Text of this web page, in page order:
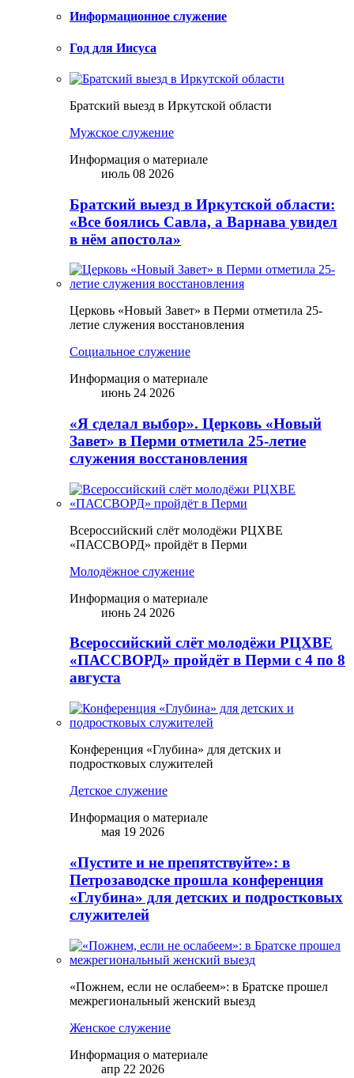
Информационное служение
Год для Иисуса
Братский выезд в Иркутской области
Мужское служение
Информация о материале
июль 08 2026
Братский выезд в Иркутской области:
«Все боялись Савла, а Варнава увидел
в нём апостола»
Церковь «Новый Завет» в Перми отметила 25-
летие служения восстановления
Социальное служение
Информация о материале
июнь 24 2026
«Я сделал выбор». Церковь «Новый
Завет» в Перми отметила 25-летие
служения восстановления
Всероссийский слёт молодёжи РЦХВЕ
«ПАССВОРД» пройдёт в Перми
Молодёжное служение
Информация о материале
июнь 24 2026
Всероссийский слёт молодёжи РЦХВЕ
«ПАССВОРД» пройдёт в Перми с 4 по 8
августа
Конференция «Глубина» для детских и
подростковых служителей
Детское служение
Информация о материале
мая 19 2026
«Пустите и не препятствуйте»: в
Петрозаводске прошла конференция
«Глубина» для детских и подростковых
служителей
«Пожнем, если не ослабеем»: в Братске прошел
межрегиональный женский выезд
Женское служение
Информация о материале
апр 22 2026